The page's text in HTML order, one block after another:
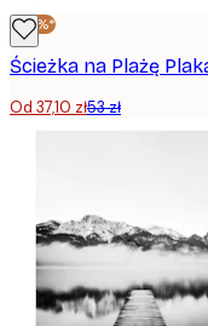
-30%*
Ścieżka na Plażę
Od 37,10 zł53 zł